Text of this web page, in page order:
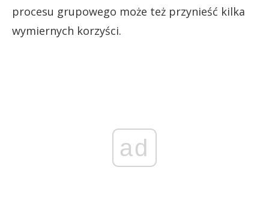
procesu grupowego może też przynieść kilka
wymiernych korzyści.
ad